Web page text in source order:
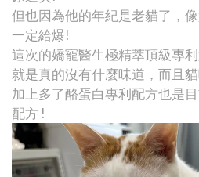
但也因為他的年紀是老貓了，
一定給爆!
這次的嬌寵醫生極精萃頂級專
就是真的沒有什麼味道，而且
加上多了酪蛋白專利配方也是
配方 !